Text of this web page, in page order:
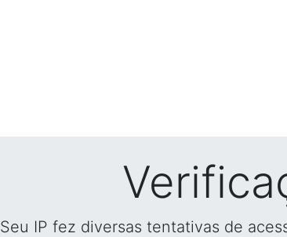
Seu IP fez diversas tentativas de